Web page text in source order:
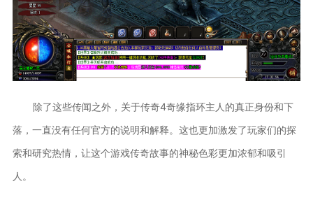
除了这些传闻之外，关于传奇4奇缘指环主人的真正身份和下
落，一直没有任何官方的说明和解释。这也更加激发了玩家们的探
索和研究热情，让这个游戏传奇故事的神秘色彩更加浓郁和吸引
人。